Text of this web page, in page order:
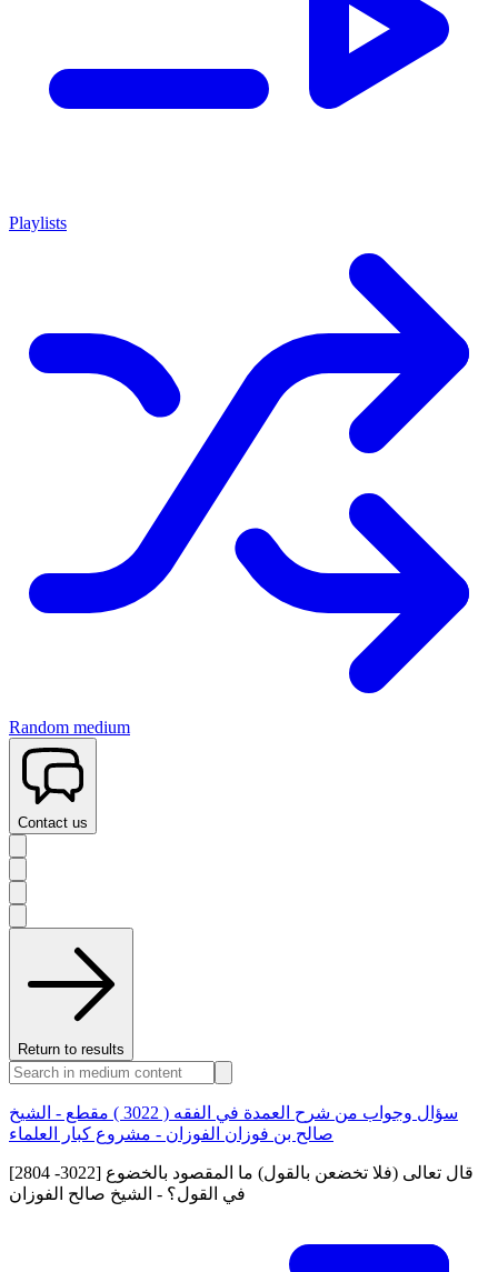
Playlists
Random medium
Contact us
Return to results
سؤال وجواب من شرح العمدة في الفقه ( 3022 ) مقطع - الشيخ
صالح بن فوزان الفوزان - مشروع كبار العلماء
[2804 -3022] قال تعالى (فلا تخضعن بالقول) ما المقصود بالخضوع
في القول؟ - الشيخ صالح الفوزان